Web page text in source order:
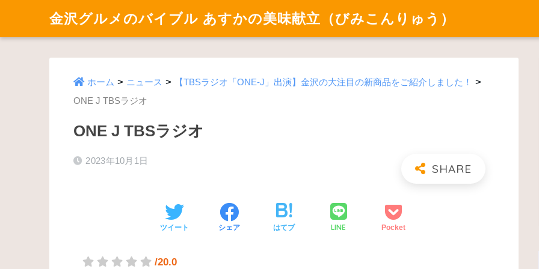
金沢グルメのバイブル あすかの美味献立（びみこんりゅう）
ホーム > ニュース > 【TBSラジオ「ONE-J」出演】金沢の大注目の新商品をご紹介しました！ >
ONE J TBSラジオ
ONE J TBSラジオ
2023年10月1日
ツイート シェア はてブ LINE Pocket
/20.0